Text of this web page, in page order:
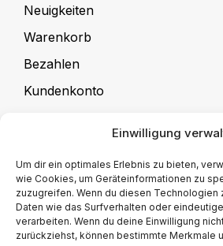
Einwilligung
Um dir ein optimales Erlebnis zu bieten,
wie Cookies, um Geräteinformationen zu
zuzugreifen. Wenn du diesen Technologien
Daten wie das Surfverhalten oder
verarbeiten. Wenn du deine Einwilligung
zurückziehst, können bestimmte Merkmale
Neuigkeiten
Warenkorb
Bezahlen
Kundenkonto
Kursangebote
Kursanbieter-Registrierung